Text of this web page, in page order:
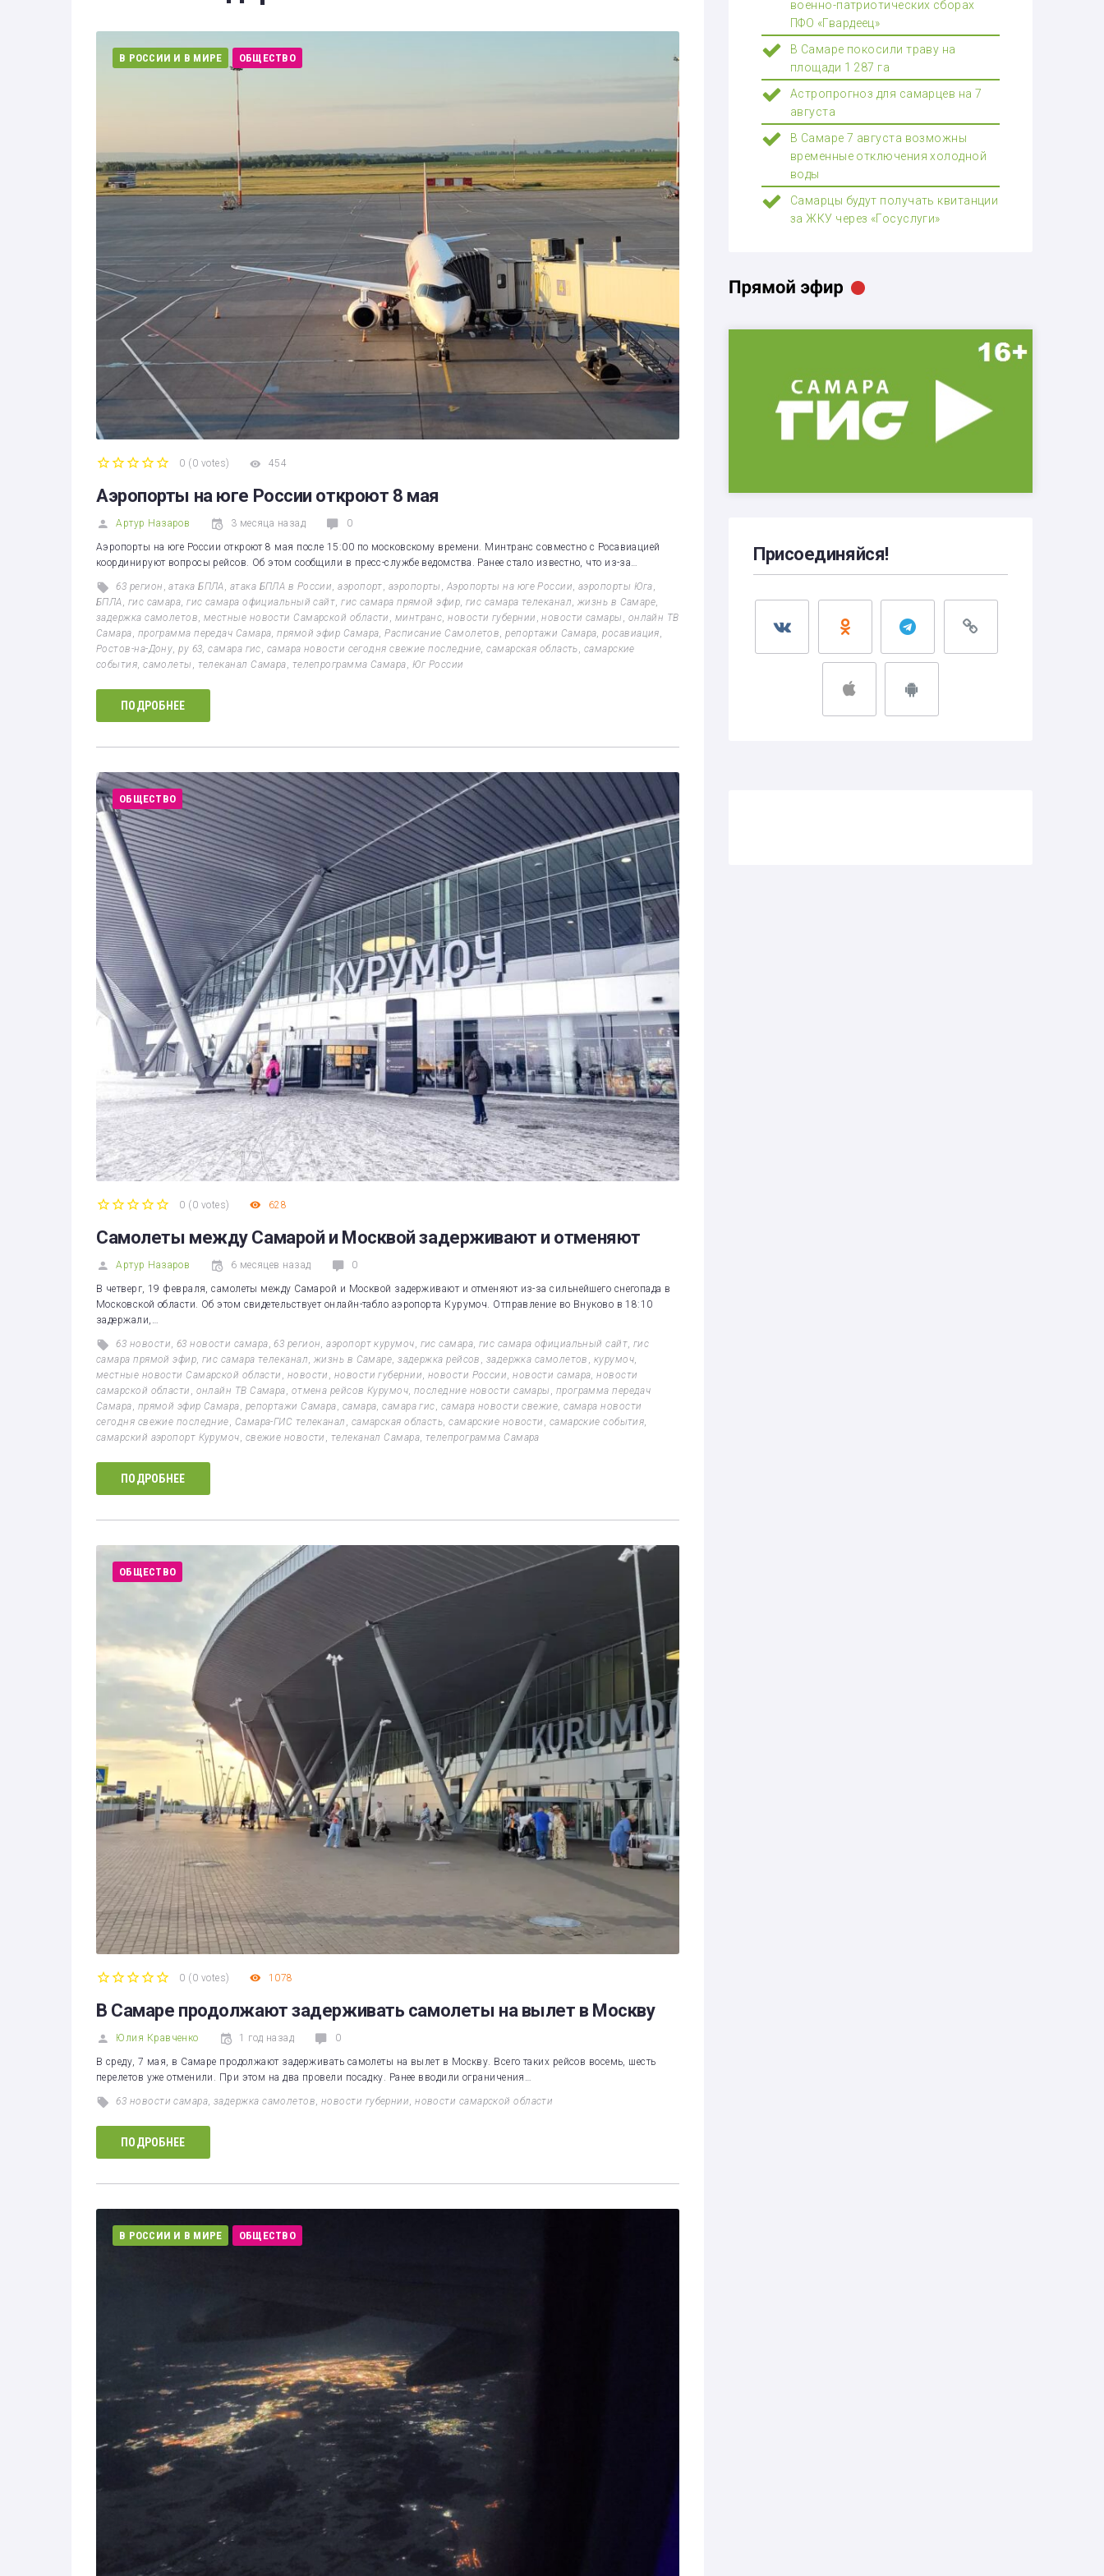
В РОССИИ И В МИРЕ ОБЩЕСТВО
0 ( 0 votes) 454
Аэропорты на юге России откроют 8 мая
Артур Назаров 3 месяца назад 0
Аэропорты на юге России откроют 8 мая после 15:00 по московскому времени. Минтранс совместно с Росавиацией
координируют вопросы рейсов. Об этом сообщили в пресс-службе ведомства. Ранее стало известно, что из-за…
63 регион ,атака БПЛА, атака БПЛА в России,аэропорт, аэропорты , Аэропорты на юге России,аэропорты Юга,
БПЛА, гис самара,гис самара официальный сайт,гис самара прямой эфир, гис самара телеканал, жизнь в Самаре,
задержка самолетов,местные новости Самарской области , минтранс,новости губернии ,новости самары , онлайн ТВ
Самара, программа передач Самара,прямой эфир Самара,Расписание Самолетов,репортажи Самара,росавиация,
Ростов-на-Дону,ру 63,самара гис, самара новости сегодня свежие последние,самарская область, самарские
события,самолеты , телеканал Самара, телепрограмма Самара, Юг России
ПОДРОБНЕЕ
ОБЩЕСТВО
0 ( 0 votes) 628
Самолеты между Самарой и Москвой задерживают и отменяют
Артур Назаров 6 месяцев назад 0
В четверг, 19 февраля, самолеты между Самарой и Москвой задерживают и отменяют из-за сильнейшего снегопада в
Московской области. Об этом свидетельствует онлайн-табло аэропорта Курумоч. Отправление во Внуково в 18:10
задержали,…
63 новости, 63 новости самара,63 регион,аэропорт курумоч, гис самара, гис самара официальный сайт, гис
самара прямой эфир,гис самара телеканал, жизнь в Самаре,задержка рейсов , задержка самолетов , курумоч,
местные новости Самарской области , новости , новости губернии, новости России,новости самара,новости
самарской области , онлайн ТВ Самара, отмена рейсов Курумоч,последние новости самары , программа передач
Самара, прямой эфир Самара, репортажи Самара, самара,самара гис, самара новости свежие,самара новости
сегодня свежие последние, Самара-ГИС телеканал , самарская область,самарские новости , самарские события,
самарский аэропорт Курумоч, свежие новости , телеканал Самара, телепрограмма Самара
ПОДРОБНЕЕ
ОБЩЕСТВО
0 ( 0 votes) 1078
В Самаре продолжают задерживать самолеты на вылет в Москву
Юлия Кравченко 1 год назад 0
В среду, 7 мая, в Самаре продолжают задерживать самолеты на вылет в Москву. Всего таких рейсов восемь, шесть
перелетов уже отменили. При этом на два провели посадку. Ранее вводили ограничения…
63 новости самара,задержка самолетов,новости губернии,новости самарской области
ПОДРОБНЕЕ
В РОССИИ И В МИРЕ ОБЩЕСТВО
военно-патриотических сборах
ПФО «Гвардеец»
В Самаре покосили траву на
площади 1 287 га
Астропрогноз для самарцев на 7
августа
В Самаре 7 августа возможны
временные отключения холодной
воды
Самарцы будут получать квитанции
за ЖКУ через «Госуслуги»
Присоединяйся!